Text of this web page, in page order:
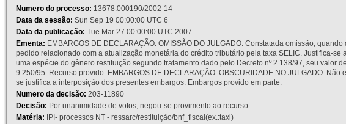
Numero do processo: 13678.000190/2002-14
Data da sessão: Sun Sep 19 00:00:00 UTC 6
Data da publicação: Tue Mar 27 00:00:00 UTC 2007
Ementa: EMBARGOS DE DECLARAÇÃO. OMISSÃO DO JULGADO. Constatada omissão,
pedido relacionado com a atualização monetária do crédito tributário pela taxa SELIC. Justifica-
uma espécie do gênero restituição segundo tratamento dado pelo Decreto nº 2.138/97, seu valor
9.250/95. Recurso provido. EMBARGOS DE DECLARAÇÃO. OBSCURIDADE NO JULGADO.
se justifica a interposição dos presentes embargos. Embargos provido em parte.
Numero da decisão: 203-11890
Decisão: Por unanimidade de votos, negou-se provimento ao recurso.
Matéria: IPI- processos NT - ressarc/restituição/bnf_fiscal(ex.:taxi)